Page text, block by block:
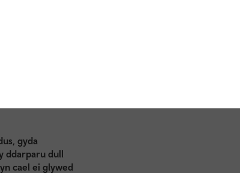
gyda
ddarparu dull
cael ei glywed